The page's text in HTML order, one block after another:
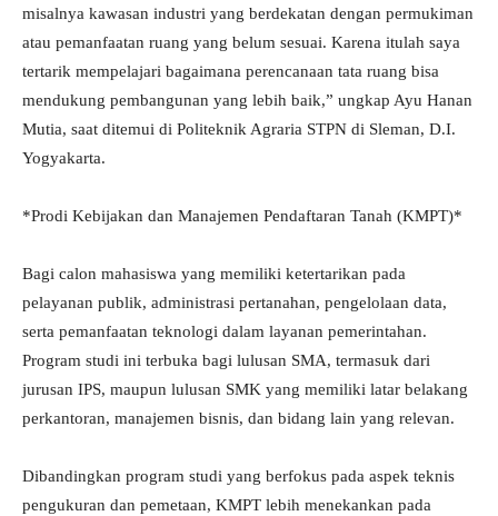
misalnya kawasan industri yang berdekatan dengan permukiman
atau pemanfaatan ruang yang belum sesuai. Karena itulah saya
tertarik mempelajari bagaimana perencanaan tata ruang bisa
mendukung pembangunan yang lebih baik,” ungkap Ayu Hanan
Mutia, saat ditemui di Politeknik Agraria STPN di Sleman, D.I.
Yogyakarta.
*Prodi Kebijakan dan Manajemen Pendaftaran Tanah (KMPT)*
Bagi calon mahasiswa yang memiliki ketertarikan pada
pelayanan publik, administrasi pertanahan, pengelolaan data,
serta pemanfaatan teknologi dalam layanan pemerintahan.
Program studi ini terbuka bagi lulusan SMA, termasuk dari
jurusan IPS, maupun lulusan SMK yang memiliki latar belakang
perkantoran, manajemen bisnis, dan bidang lain yang relevan.
Dibandingkan program studi yang berfokus pada aspek teknis
pengukuran dan pemetaan, KMPT lebih menekankan pada